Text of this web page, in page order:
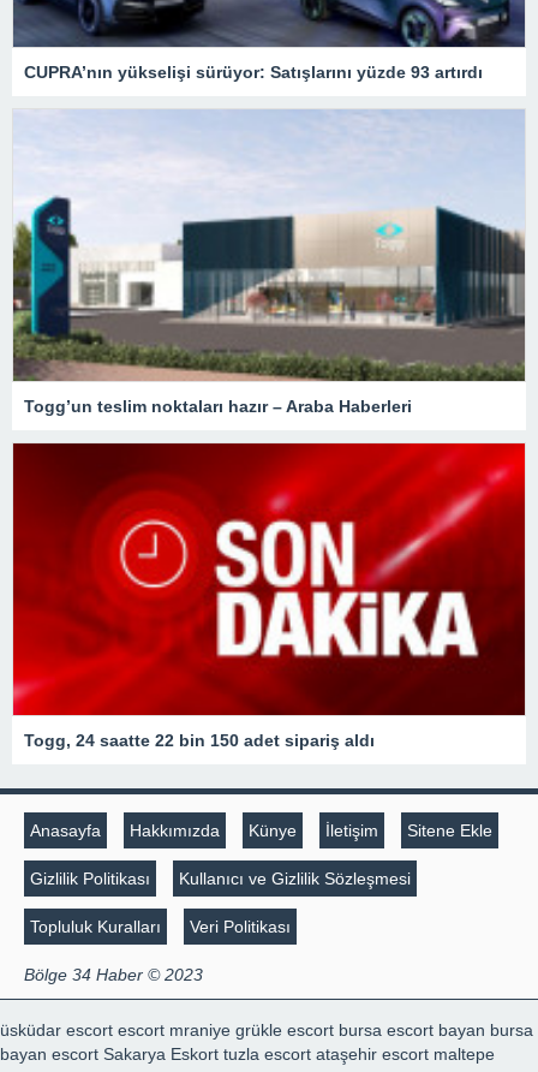
CUPRA’nın yükselişi sürüyor: Satışlarını yüzde 93 artırdı
Togg’un teslim noktaları hazır – Araba Haberleri
Togg, 24 saatte 22 bin 150 adet sipariş aldı
Anasayfa Hakkımızda Künye İletişim Sitene Ekle
Gizlilik Politikası Kullanıcı ve Gizlilik Sözleşmesi
Topluluk Kuralları Veri Politikası
Bölge 34 Haber © 2023
üsküdar escort escort mraniye grükle escort bursa escort bayan bursa
bayan escort Sakarya Eskort tuzla escort ataşehir escort maltepe